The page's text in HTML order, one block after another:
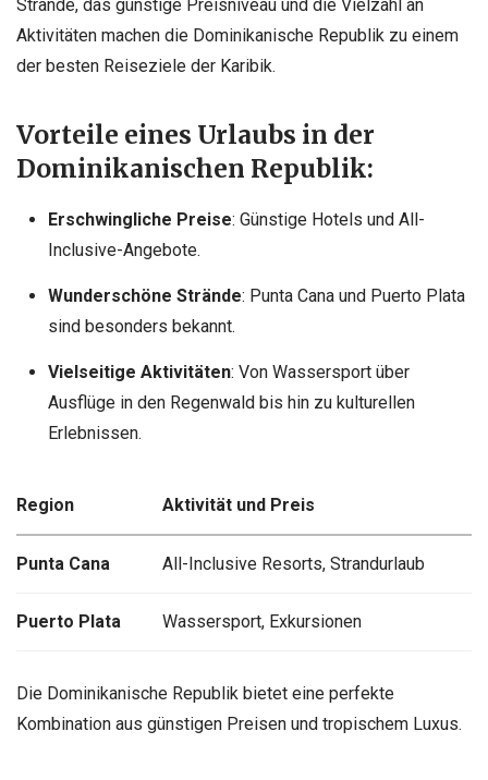
Strände, das günstige Preisniveau und die Vielzahl an
Aktivitäten machen die Dominikanische Republik zu einem
der besten Reiseziele der Karibik.
Vorteile eines Urlaubs in der
Dominikanischen Republik:
Erschwingliche Preise: Günstige Hotels und All-
Inclusive-Angebote.
Wunderschöne Strände: Punta Cana und Puerto Plata
sind besonders bekannt.
Vielseitige Aktivitäten: Von Wassersport über
Ausflüge in den Regenwald bis hin zu kulturellen
Erlebnissen.
Region Aktivität und Preis
Punta Cana All-Inclusive Resorts, Strandurlaub
Puerto Plata Wassersport, Exkursionen
Die Dominikanische Republik bietet eine perfekte
Kombination aus günstigen Preisen und tropischem Luxus.